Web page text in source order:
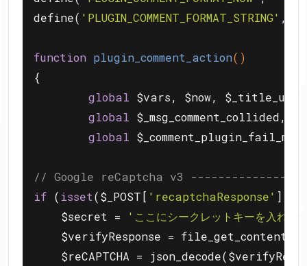
define( 'PLUGIN_COMMENT_FORMAT_STRING' ,
function plugin_comment_action()
{
global $vars, $now,
global $_msg_comment_collided,
global $_comment_plugin_fail_msg;
// Google reCaptcha v3
if ( isset($_POST[ 'recaptchaResponse' ])
    $secret =
'ここにシークレットキーを入れる'
    $verifyResponse = file_get_contents(
$reCAPTCHA =